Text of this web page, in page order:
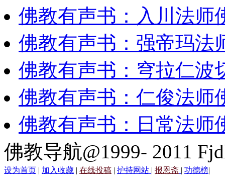
佛教有声书：入川法师
佛教有声书：强帝玛法
佛教有声书：穹拉仁波
佛教有声书：仁俊法师
佛教有声书：日常法师
佛教导航@1999- 2011
设为首页 | 加入收藏 | 在线投稿 | 护持网站 | 报恩斋 | 功德榜|